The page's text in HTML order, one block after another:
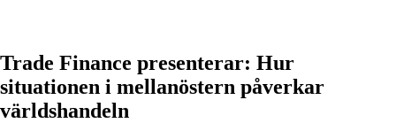
Trade Finance presenterar: Hur
situationen i mellanöstern påverkar
världshandeln